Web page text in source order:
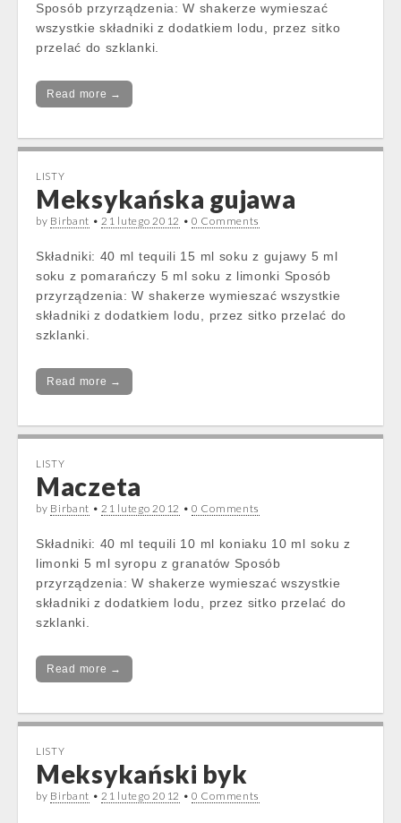
Sposób przyrządzenia: W shakerze wymieszać
wszystkie składniki z dodatkiem lodu, przez sitko
przelać do szklanki.
Read more →
LISTY
Meksykańska gujawa
by Birbant •21 lutego 2012 •0 Comments
Składniki: 40 ml tequili 15 ml soku z gujawy 5 ml
soku z pomarańczy 5 ml soku z limonki Sposób
przyrządzenia: W shakerze wymieszać wszystkie
składniki z dodatkiem lodu, przez sitko przelać do
szklanki.
Read more →
LISTY
Maczeta
by Birbant •21 lutego 2012 •0 Comments
Składniki: 40 ml tequili 10 ml koniaku 10 ml soku z
limonki 5 ml syropu z granatów Sposób
przyrządzenia: W shakerze wymieszać wszystkie
składniki z dodatkiem lodu, przez sitko przelać do
szklanki.
Read more →
LISTY
Meksykański byk
by Birbant •21 lutego 2012 •0 Comments